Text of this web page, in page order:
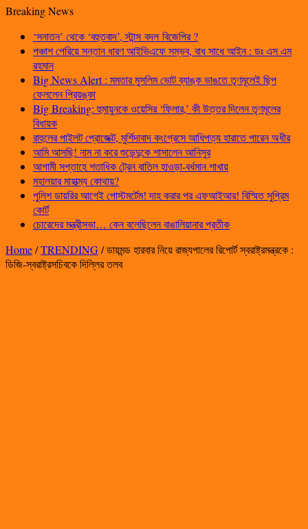
Breaking News
‘সনাতন’ থেকে ‘বহুতবাদ’, স্টান্স বদল বিজেপির ?
পঞ্চাশ পেরিয়ে সন্তান ধারণ আইভিএফে সম্ভব, বাধ সাধে আইন : ডঃ এস এম
রহমান
Big News Alert : মমতার মুসলিম ভোট ব্যাঙ্ক ভাঙতে তৃণমূলেই ছিপ
ফেললেন প্রিয়ঙ্কা
Big Breaking: হুমায়ুনকে ওয়েসির ‘ফিলার,’ কী উত্তর দিলেন তৃণমূলের
বিধায়ক
রাহুলের পাইলট প্রোজেক্ট, মুর্শিদাবাদ কংগ্রেসে আধিপত্য হারাতে পারেন অধীর
আমি আসছি! নাম না করে শুভেন্দুকে শাসালেন আনিসুর
আগামী সপ্তাহে শতাধিক ট্রেন বাতিল হাওড়া-বর্ধমান শাখায়
মহালয়ার মাহাত্ম্য কোথায়?
পুলিশ ডায়রির আগেই পোস্টমর্টেম! দাহ করার পর এফআইআর! বিস্মিত সুপ্রিম
কোর্ট
চোরেদের মন্ত্রীসভা… কেন বলেছিলেন বাঙালিয়ানার প্রতীক
Home/TRENDING/ডায়মন্ড হারবার নিয়ে রাজ্যপালের রিপোর্ট স্বরাষ্ট্রমন্ত্রকে :
ডিজি-স্বরাষ্ট্রসচিবকে দিল্লির তলব